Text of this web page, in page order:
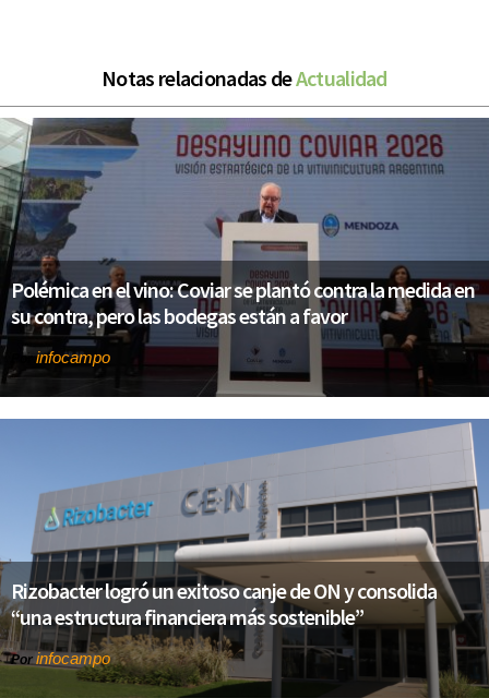
Notas relacionadas deActualidad
Polémica en el vino: Coviar se plantó contra la medida en
su contra, pero las bodegas están a favor
Porinfocampo
Rizobacter logró un exitoso canje de ON y consolida
“una estructura financiera más sostenible”
Por infocampo